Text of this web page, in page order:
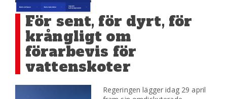
För sent, för dyrt, för
krångligt om
förarbevis för
vattenskoter
Regeringen lägger idag 29 april